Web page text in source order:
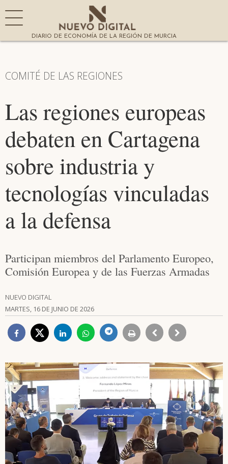
DIARIO DE ECONOMÍA DE LA REGIÓN DE MURCIA
COMITÉ DE LAS REGIONES
Las regiones europeas
debaten en Cartagena
sobre industria y
tecnologías vinculadas
a la defensa
Participan miembros del Parlamento Europeo,
Comisión Europea y de las Fuerzas Armadas
NUEVO DIGITAL
MARTES, 16 DE JUNIO DE 2026